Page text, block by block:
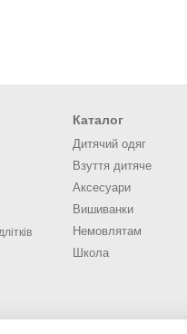
Каталог
Дитячий одяг
Взуття дитяче
Аксесуари
Вишиванки
Немовлятам
Школа